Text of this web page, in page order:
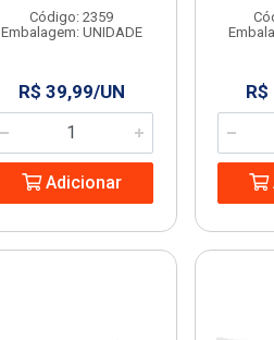
Código: 2359
Embalagem: UNIDADE
R$ 39,99/UN
Adicionar